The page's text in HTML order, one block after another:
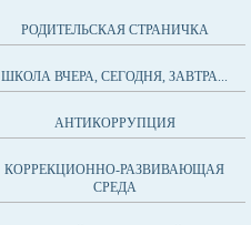
РОДИТЕЛЬСКАЯ СТРАНИЧКА
ШКОЛА ВЧЕРА, СЕГОДНЯ, ЗАВТРА...
АНТИКОРРУПЦИЯ
КОРРЕКЦИОННО-РАЗВИВАЮЩАЯ
СРЕДА